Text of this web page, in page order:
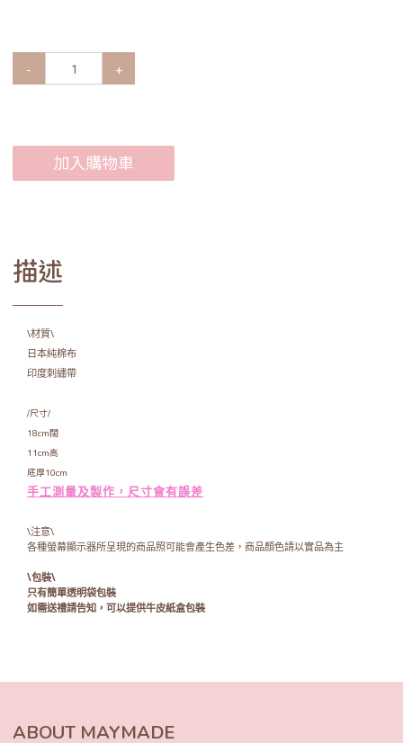
- +
加入購物車
描述
\材質\
日本純棉布
印度刺繡帶
/尺寸/
18cm闊
11cm高
底厚10cm
手工測量及製作，尺寸會有誤差
\注意\
各種螢幕顯示器所呈現的商品照可能會產生色差，商品顏色請以實品為主
\包裝\
只有簡單透明袋包裝
如需送禮請告知，可以提供牛皮紙盒包裝
ABOUT MAYMADE